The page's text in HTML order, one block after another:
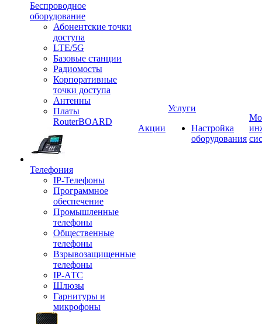
Беспроводное
оборудование
Абонентские точки
доступа
LTE/5G
Базовые станции
Радиомосты
Корпоративные
точки доступа
Антенны
Платы
RouterBOARD
Телефония
IP-Телефоны
Программное
обеспечение
Промышленные
телефоны
Общественные
телефоны
Взрывозащищенные
телефоны
IP-АТС
Шлюзы
Гарнитуры и
микрофоны
Акции
Услуги
Настройка
оборудования